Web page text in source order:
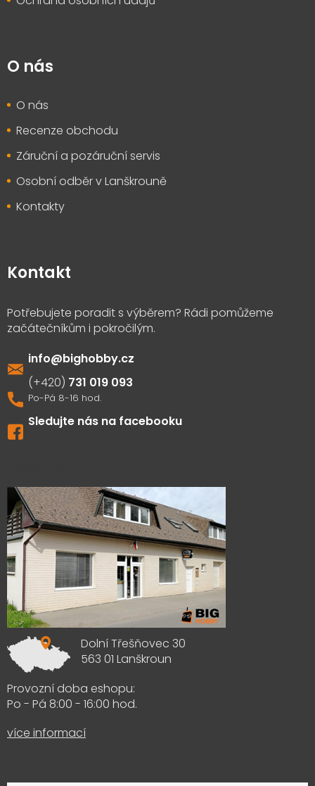
O nás
O nás
Recenze obchodu
Záruční a pozáruční servis
Osobní odběr v Lanškrouně
Kontakty
Kontakt
info@bighobby.cz
731 019 093
Sledujte nás na facebooku
Dolní Třešňovec 30
563 01 Lanškroun
Provozní doba eshopu:
Po - Pá 8:00 - 16:00 hod.
více informací